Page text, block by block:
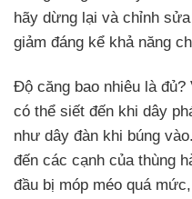
hãy dừng lại và chỉnh
giảm đáng kể khả năng
Độ căng bao nhiêu là
có thể siết đến khi dây
như dây đàn khi búng
đến các cạnh của thùng
đầu bị móp méo quá